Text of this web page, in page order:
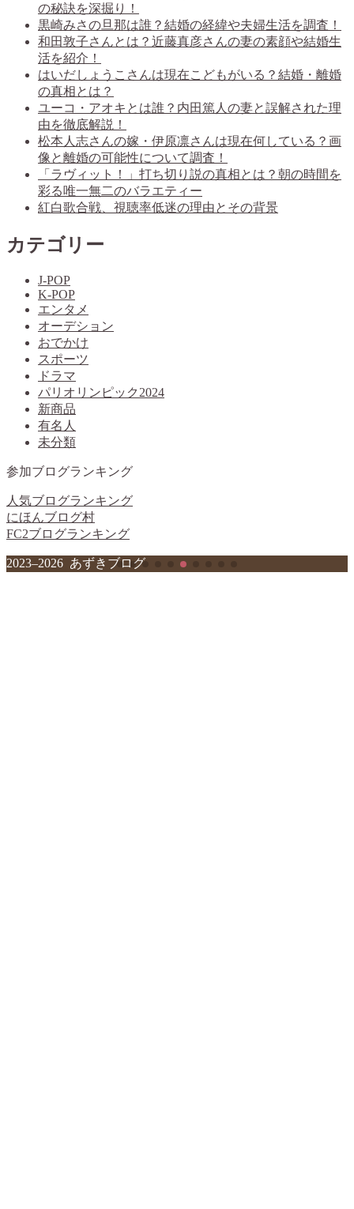
の秘訣を深掘り！
黒崎みさの旦那は誰？結婚の経緯や夫婦生活を調査！
和田敦子さんとは？近藤真彦さんの妻の素顔や結婚生
活を紹介！
はいだしょうこさんは現在こどもがいる？結婚・離婚
の真相とは？
ユーコ・アオキとは誰？内田篤人の妻と誤解された理
由を徹底解説！
松本人志さんの嫁・伊原凛さんは現在何している？画
像と離婚の可能性について調査！
「ラヴィット！」打ち切り説の真相とは？朝の時間を
彩る唯一無二のバラエティー
紅白歌合戦、視聴率低迷の理由とその背景
カテゴリー
J-POP
K-POP
エンタメ
オーデション
おでかけ
スポーツ
ドラマ
パリオリンピック2024
新商品
有名人
未分類
参加ブログランキング
人気ブログランキング
にほんブログ村
FC2ブログランキング
2023–2026 あずきブログ